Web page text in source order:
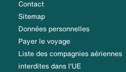
Contact
Sitemap
Données personnelles
Payer le voyage
Liste des compagnies aériennes
interdites dans l'UE